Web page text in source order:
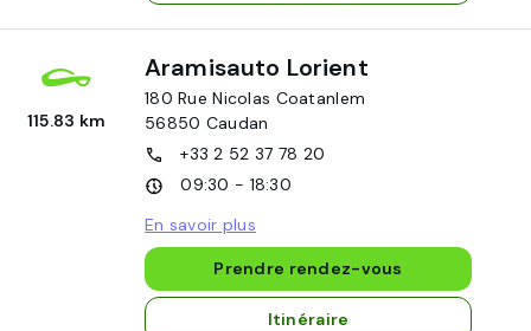
115.83 km
Aramisauto Lorient
180 Rue Nicolas Coatanlem
56850 Caudan
+33 2 52 37 78 20
09:30 - 18:30
En savoir plus
Prendre rendez-vous
Itinéraire